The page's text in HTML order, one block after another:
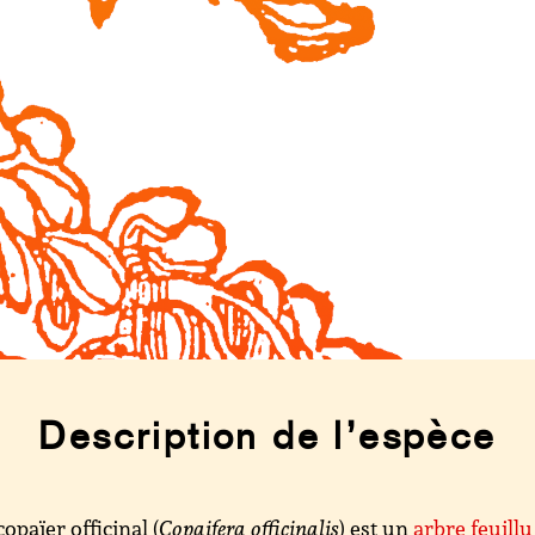
Description de l’espèce
officinal (Copaifera officinalis) est unarbre feuillu